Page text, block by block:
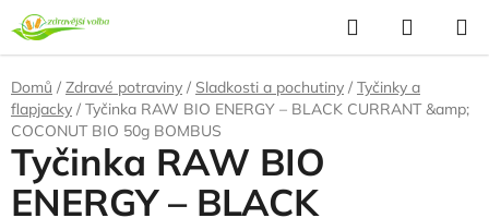
Přejít
na
obsah
Hledat
KOŠÍK
Domů / Zdravé potraviny / Sladkosti a pochutiny / Tyčinky a
flapjacky / Tyčinka RAW BIO ENERGY – BLACK CURRANT &amp;
COCONUT BIO 50g BOMBUS
Tyčinka RAW BIO
ENERGY – BLACK